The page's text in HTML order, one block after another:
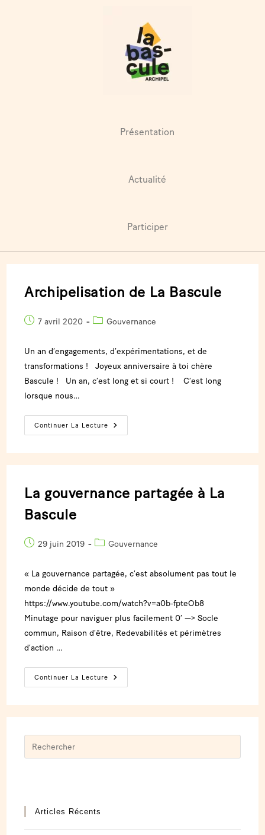
Présentation
Actualité
Participer
Archipelisation de La Bascule
7 avril 2020 Gouvernance
Un an d’engagements, d’expérimentations, et de
transformations ! Joyeux anniversaire à toi chère
Bascule ! Un an, c’est long et si court ! C’est long
lorsque nous…
Continuer La Lecture
La gouvernance partagée à La
Bascule
29 juin 2019 Gouvernance
« La gouvernance partagée, c’est absolument pas tout le
monde décide de tout »
https://www.youtube.com/watch?v=a0b-fpteOb8
Minutage pour naviguer plus facilement 0’ —> Socle
commun, Raison d’être, Redevabilités et périmètres
d’action …
Continuer La Lecture
Articles Récents